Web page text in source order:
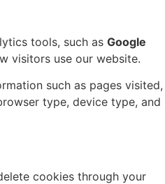
tools, such as Google
visitors use our website.
such as pages visited,
type, device type, and
cookies through your